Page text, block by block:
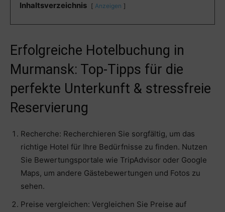
Inhaltsverzeichnis Anzeigen
Erfolgreiche Hotelbuchung in
Murmansk: Top-Tipps für die
perfekte Unterkunft & stressfreie
Reservierung
Recherche: Recherchieren Sie sorgfältig, um das
richtige Hotel für Ihre Bedürfnisse zu finden. Nutzen
Sie Bewertungsportale wie TripAdvisor oder Google
Maps, um andere Gästebewertungen und Fotos zu
sehen.
Preise vergleichen: Vergleichen Sie Preise auf